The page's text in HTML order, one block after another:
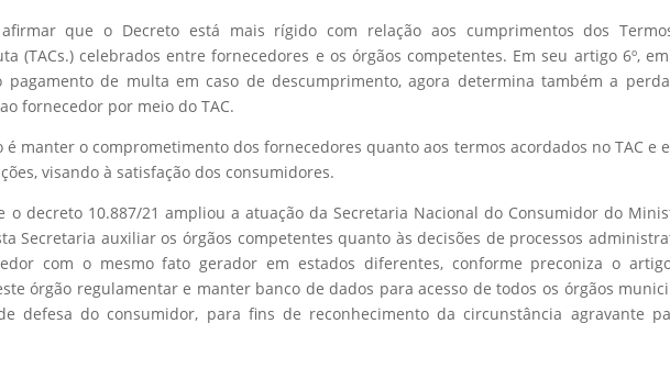
que o Decreto está mais rígido com relação aos cumprimentos dos
(TACs.) celebrados entre fornecedores e os órgãos competentes. Em seu artigo 6º,
pagamento de multa em caso de descumprimento, agora determina também a
fornecedor por meio do TAC.
manter o comprometimento dos fornecedores quanto aos termos acordados no TAC e
visando à satisfação dos consumidores.
o decreto 10.887/21 ampliou a atuação da Secretaria Nacional do Consumidor do
Secretaria auxiliar os órgãos competentes quanto às decisões de processos
com o mesmo fato gerador em estados diferentes, conforme preconiza o
órgão regulamentar e manter banco de dados para acesso de todos os órgãos
defesa do consumidor, para fins de reconhecimento da circunstância agravante